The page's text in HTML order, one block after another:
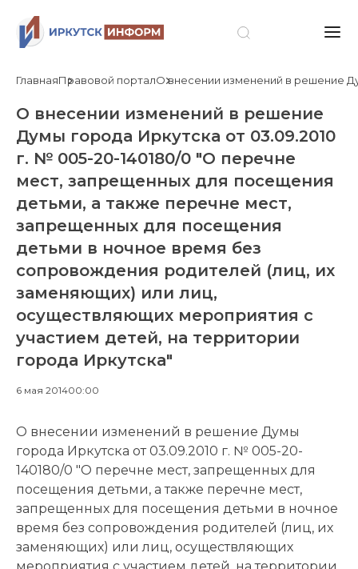
ГлавнаяПравовой порталО внесении изменений в решение
О внесении изменений в решение
Думы города Иркутска от 03.09.2010
г. № 005-20-140180/0 "О перечне
мест, запрещенных для посещения
детьми, а также перечне мест,
запрещенных для посещения
детьми в ночное время без
сопровождения родителей (лиц, их
заменяющих) или лиц,
осуществляющих мероприятия с
участием детей, на территории
города Иркутска"
6 мая 201400:00
О внесении изменений в решение Думы
города Иркутска от 03.09.2010 г. № 005-20-
140180/0 "О перечне мест, запрещенных для
посещения детьми, а также перечне мест,
запрещенных для посещения детьми в ночное
время без сопровождения родителей (лиц, их
заменяющих) или лиц, осуществляющих